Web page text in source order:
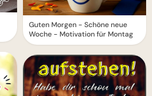
Guten Morgen - Schöne neue
Woche - Motivation für Montag